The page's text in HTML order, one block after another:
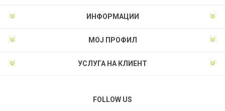
ИНФОРМАЦИИ
МОЈ ПРОФИЛ
УСЛУГА НА КЛИЕНТ
FOLLOW US